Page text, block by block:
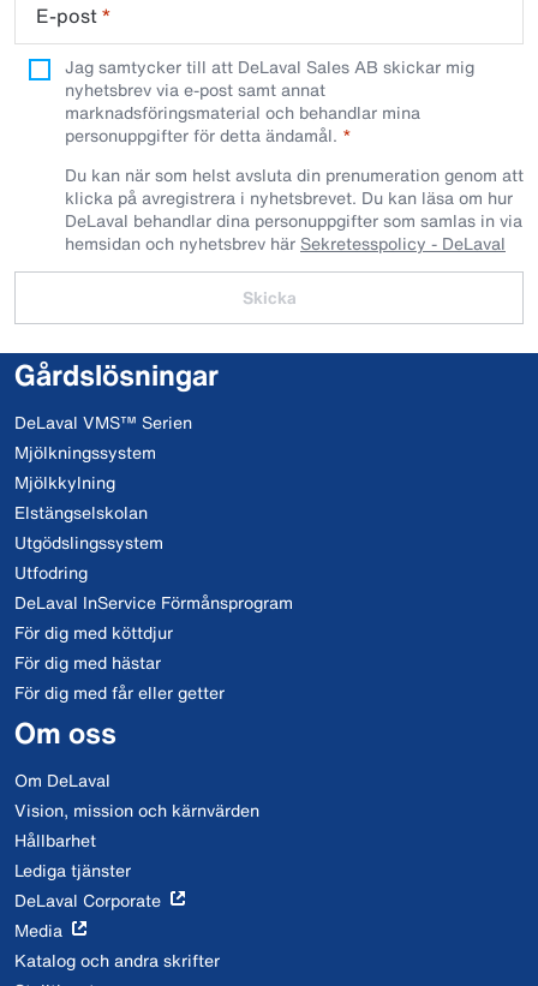
E-post*
Jag samtycker till att DeLaval Sales AB skickar mig
nyhetsbrev via e-post samt annat
marknadsföringsmaterial och behandlar mina
personuppgifter för detta ändamål.
Du kan när som helst avsluta din prenumeration genom att
klicka på avregistrera i nyhetsbrevet. Du kan läsa om hur
DeLaval behandlar dina personuppgifter som samlas in via
hemsidan och nyhetsbrev här Sekretesspolicy - DeLaval
Skicka
Gårdslösningar
DeLaval VMS™ Serien
Mjölkningssystem
Mjölkkylning
Elstängselskolan
Utgödslingssystem
Utfodring
DeLaval InService Förmånsprogram
För dig med köttdjur
För dig med hästar
För dig med får eller getter
Om oss
Om DeLaval
Vision, mission och kärnvärden
Hållbarhet
Lediga tjänster
DeLaval Corporate
Media
Katalog och andra skrifter